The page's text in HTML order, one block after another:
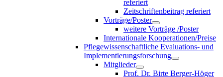
referiert
Zeitschriftenbeitrag referiert
Vorträge/Poster
weitere Vorträge /Poster
Internationale Kooperationen/Preise
Pflegewissenschaftliche Evaluations- und
Implementierungsforschung
Mitglieder
Prof. Dr. Birte Berger-Höger